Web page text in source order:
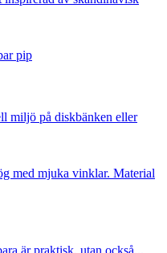
miljö på diskbänken eller
är praktisk, utan också...